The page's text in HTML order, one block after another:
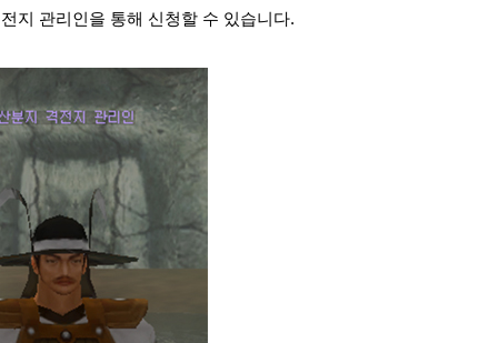
지 관리인을 통해 신청할 수 있습니다.